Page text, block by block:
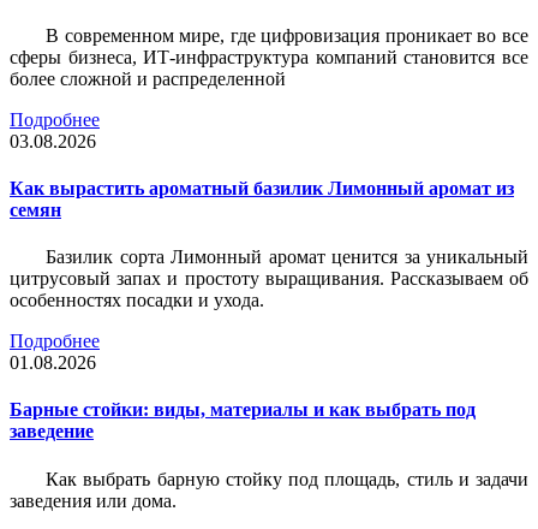
В современном мире, где цифровизация проникает во все
сферы бизнеса, ИТ-инфраструктура компаний становится все
более сложной и распределенной
Подробнее
03.08.2026
Как вырастить ароматный базилик Лимонный аромат из
семян
Базилик сорта Лимонный аромат ценится за уникальный
цитрусовый запах и простоту выращивания. Рассказываем об
особенностях посадки и ухода.
Подробнее
01.08.2026
Барные стойки: виды, материалы и как выбрать под
заведение
Как выбрать барную стойку под площадь, стиль и задачи
заведения или дома.